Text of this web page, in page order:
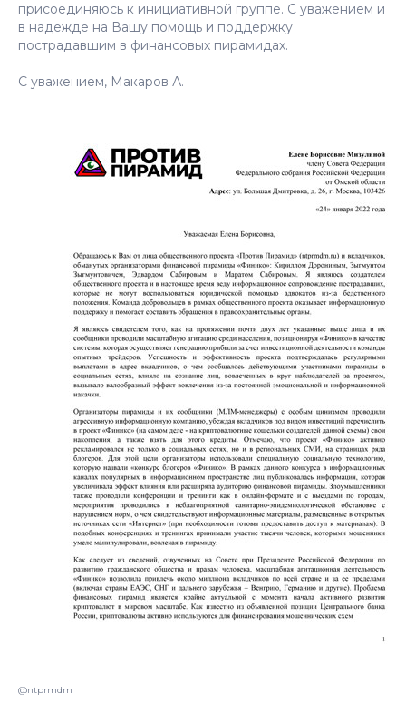
присоединяюсь к инициативной группе. С уважением и
в надежде на Вашу помощь и поддержку
пострадавшим в финансовых пирамидах.
С уважением, Макаров А.
@ntprmdm